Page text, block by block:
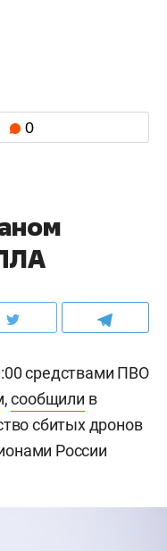
0
средствами ПВО
сообщили в
сбитых дронов
России